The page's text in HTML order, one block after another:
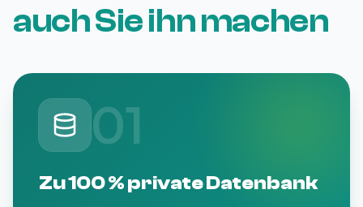
auch Sie ihn machen
01
Zu 100 % private Datenbank